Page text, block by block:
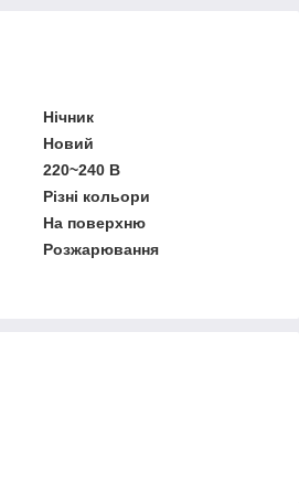
Нічник
Новий
220~240 В
Різні кольори
На поверхню
Розжарювання